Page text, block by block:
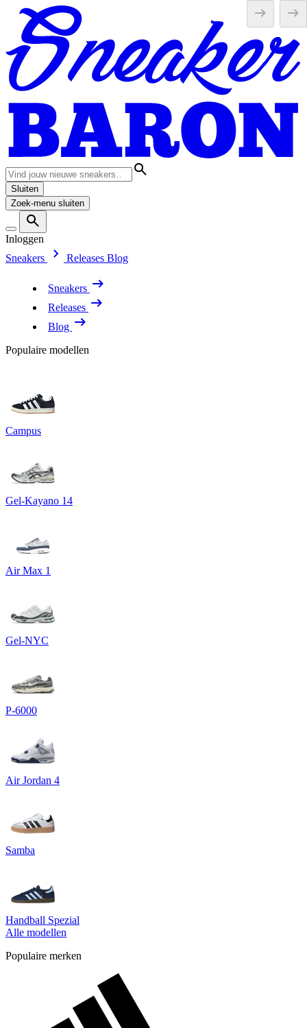
Sluiten
Zoek-menu sluiten
Inloggen
Sneakers
Releases Blog
Sneakers
Releases
Blog
Populaire modellen
Campus
Gel-Kayano 14
Air Max 1
Gel-NYC
P-6000
Air Jordan 4
Samba
Handball Spezial
Alle modellen
Populaire merken